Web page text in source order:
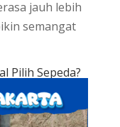
jauh lebih
semangat
Pilih Sepeda?